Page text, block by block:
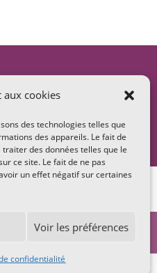
aux cookies
des technologies telles que
des appareils. Le fait de
des données telles que le
ce site. Le fait de ne pas
un effet négatif sur certaines
Voir les préférences
confidentialité